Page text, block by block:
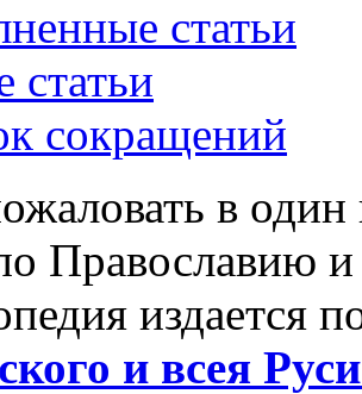
статьи
статьи
сокращений
в
Православию
издается
и всея